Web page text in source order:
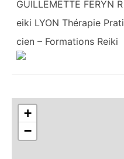
GUILLEMETTE FERYN R
eiki LYON Thérapie Prati
cien – Formations Reiki
+
−